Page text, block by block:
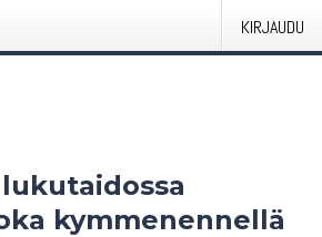
KIRJAUDU
kymmenennellä